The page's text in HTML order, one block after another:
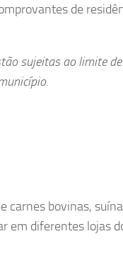
de
sujeitas ao limite
bovinas,
em diferentes lojas